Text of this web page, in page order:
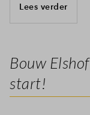
Lees verder
Bouw
start!